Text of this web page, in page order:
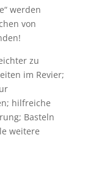
werden
von
zu
im Revier;
hilfreiche
Basteln
weitere